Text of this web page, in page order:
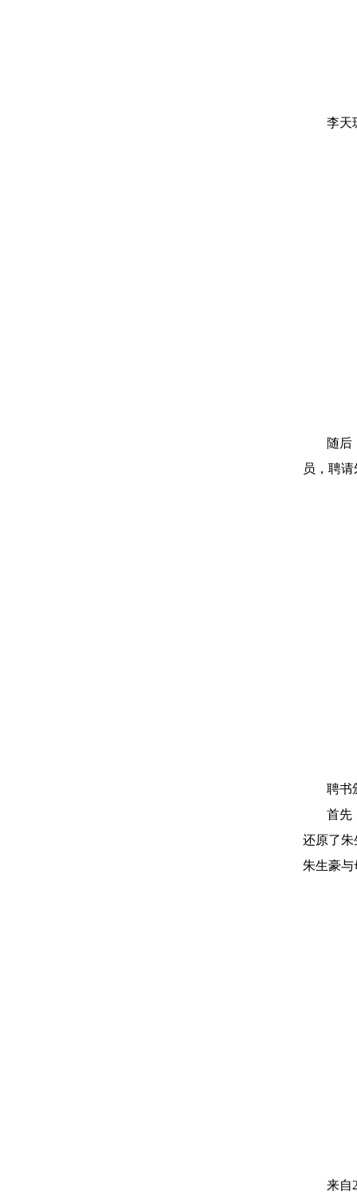
李天
随后
员，聘
聘书
首先
还原了朱
朱生豪与
来自